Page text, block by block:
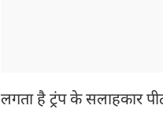
लगता है ट्रंप के सलाहकार